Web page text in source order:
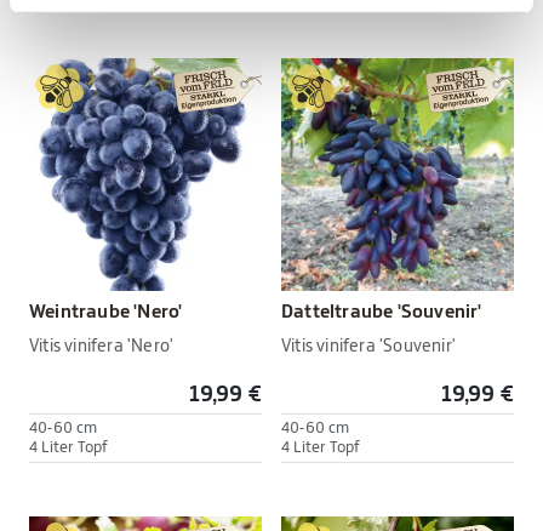
Weintraube 'Nero'
Vitis vinifera 'Nero'
19,99 €
40-60 cm
4 Liter Topf
Datteltraube 'Souvenir'
Vitis vinifera 'Souvenir'
19,99 €
40-60 cm
4 Liter Topf